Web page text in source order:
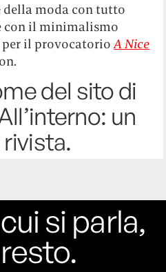
moda con tutto
con il minimalismo
per il provocatorioA Nice
del sito di
un
si parla,